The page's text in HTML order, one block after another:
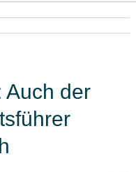
Auch der